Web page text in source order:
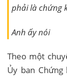
phải là chứng
Anh ấy nói
Theo một
Ủy ban Chứng